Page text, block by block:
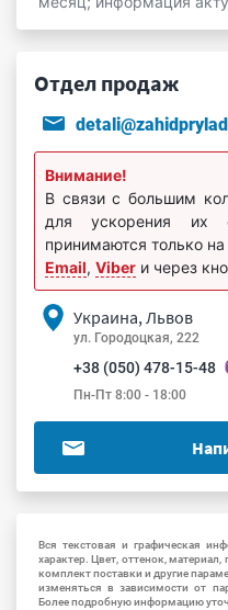
Отдел продаж
Внимание!
В связи с большим
для ускорения их
принимаются только на
Email, Viber и через
Украина, Львов
ул. Городоцкая, 222
+38 (050) 478-15-48
Пн-Пт 8:00 - 18:00
Вся текстовая и графическая
характер. Цвет, оттенок,
комплект поставки и другие
изменяться в зависимости от
Более подробную информацию